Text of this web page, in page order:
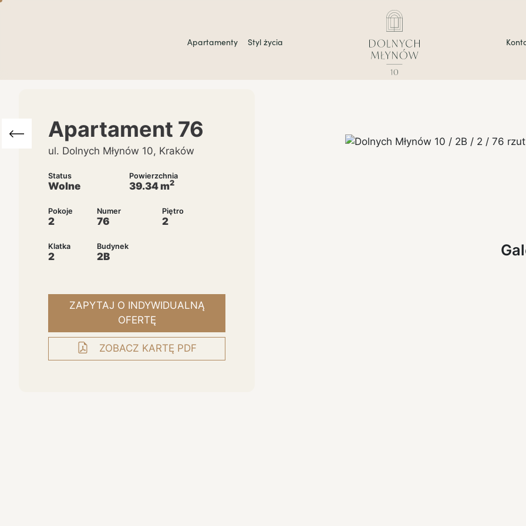
Apartamenty Styl życia
Apartament 76
ul. Dolnych Młynów 10, Kraków
Status
Wolne
Powierzchnia
39.34m2
Pokoje
2
Numer
76
Piętro
2
Klatka
2
Budynek
2B
ZAPYTAJ O INDYWIDUALNĄ
OFERTĘ
ZOBACZ KARTĘ PDF